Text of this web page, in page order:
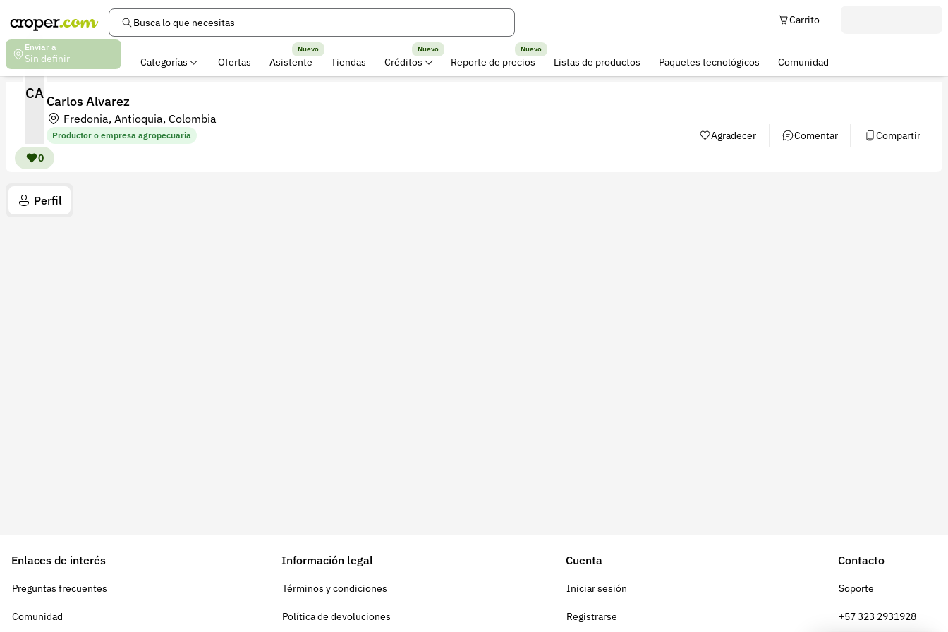
Busca lo que necesitas
Enviar a
Sin definir
Carrito
Categorías Ofertas Asistente
Nuevo
Tiendas Créditos
Nuevo
Reporte de precios
Nuevo
Listas de productos Paquetes tecnológicos Comunidad
CA
0
Carlos Alvarez
Fredonia, Antioquia, Colombia
Productor o empresa agropecuaria Agradecer Comentar Compartir
Perfil
Enlaces de interés
Preguntas frecuentes
Comunidad
Información legal
Términos y condiciones
Política de devoluciones
Cuenta
Iniciar sesión
Registrarse
Contacto
Soporte
+57 323 2931928